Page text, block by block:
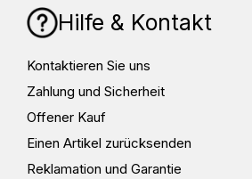
Hilfe & Kontakt
Kontaktieren Sie uns
Zahlung und Sicherheit
Offener Kauf
Einen Artikel zurücksenden
Reklamation und Garantie